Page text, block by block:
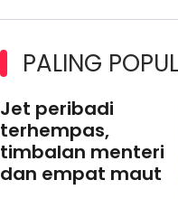
PALING
Jet peribadi
terhempas,
timbalan menteri
dan empat maut